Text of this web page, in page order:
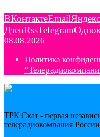
ВКонтактеEmailЯндекс
ДзенRssTelegram
08.08.2026
Политика
ТРК Скат - первая
телерадиокомпания